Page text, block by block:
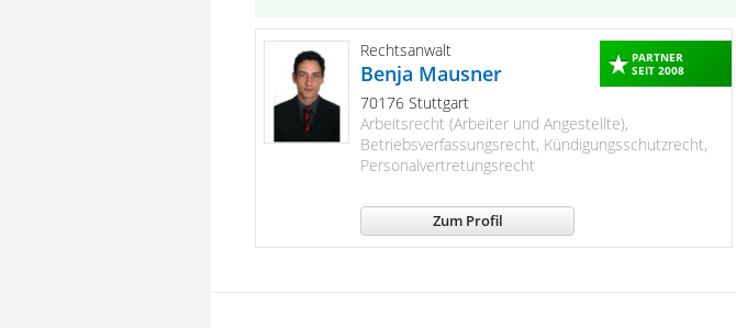
PARTNER
SEIT 2008
Rechtsanwalt
Benja Mausner
70176 Stuttgart
Arbeitsrecht (Arbeiter und Angestellte),
Betriebsverfassungsrecht, Kündigungsschutzrecht,
Personalvertretungsrecht
Zum Profil